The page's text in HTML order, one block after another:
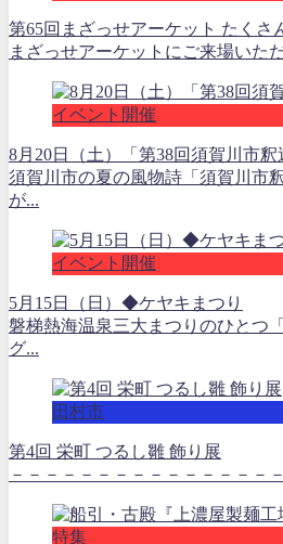
第65回まざっせアーケット たく
まざっせアーケットにご来場いた
イベント開催
8月20日（土）「第38回須賀川市
須賀川市の夏の風物詩「須賀川市
が...
イベント開催
5月15日（日）◆ケヤキまつり
磐梯熱海温泉三大まつりのひとつ
グ...
田村市
第4回 栄町 つるし雛 飾り展
－－－－－－－－－－－－－－－
特集